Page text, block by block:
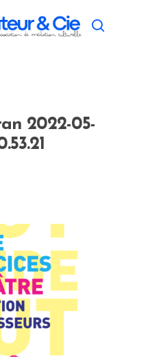
search
2022-05-